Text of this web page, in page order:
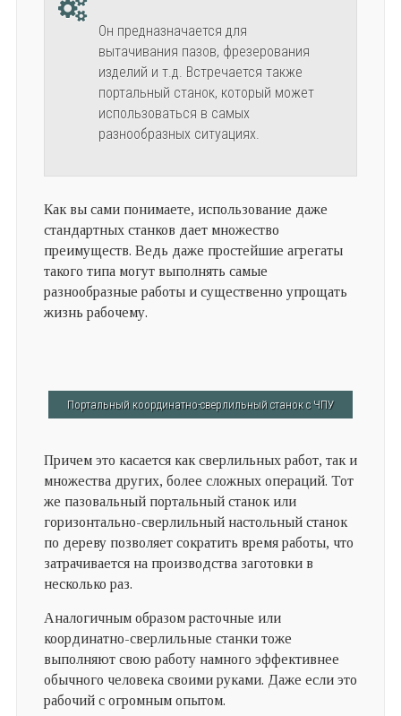
Он предназначается для
вытачивания пазов, фрезерования
изделий и т.д. Встречается также
портальный станок, который может
использоваться в самых
разнообразных ситуациях.
Как вы сами понимаете, использование даже
стандартных станков дает множество
преимуществ. Ведь даже простейшие агрегаты
такого типа могут выполнять самые
разнообразные работы и существенно упрощать
жизнь рабочему.
Портальный координатно-сверлильный станок с ЧПУ
Причем это касается как сверлильных работ, так и
множества других, более сложных операций. Тот
же пазовальный портальный станок или
горизонтально-сверлильный настольный станок
по дереву позволяет сократить время работы, что
затрачивается на производства заготовки в
несколько раз.
Аналогичным образом расточные или
координатно-сверлильные станки тоже
выполняют свою работу намного эффективнее
обычного человека своими руками. Даже если это
рабочий с огромным опытом.